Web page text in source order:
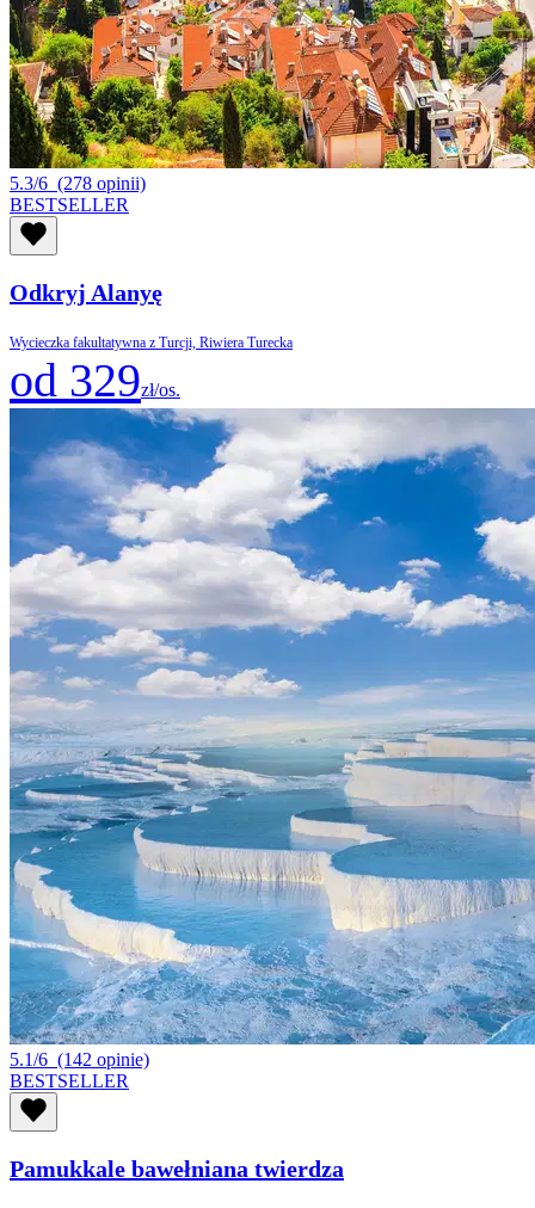
5.3/6 (278 opinii)
BESTSELLER
Odkryj Alanyę
Wycieczka fakultatywna z Turcji, Riwiera Turecka
od 329zł/os.
5.1/6 (142 opinie)
BESTSELLER
Pamukkale bawełniana twierdza